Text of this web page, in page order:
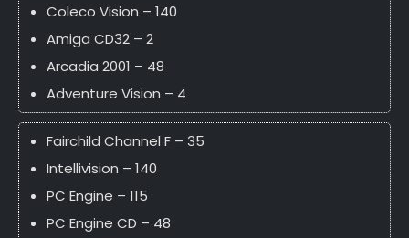
Coleco Vision – 140
Amiga CD32 – 2
Arcadia 2001 – 48
Adventure Vision – 4
Fairchild Channel F – 35
Intellivision – 140
PC Engine – 115
PC Engine CD – 48